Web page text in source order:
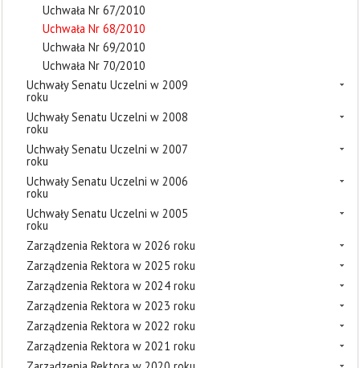
Uchwała Nr 67/2010
Uchwała Nr 68/2010
Uchwała Nr 69/2010
Uchwała Nr 70/2010
Uchwały Senatu Uczelni w 2009
roku
Uchwały Senatu Uczelni w 2008
roku
Uchwały Senatu Uczelni w 2007
roku
Uchwały Senatu Uczelni w 2006
roku
Uchwały Senatu Uczelni w 2005
roku
Zarządzenia Rektora w 2026 roku
Zarządzenia Rektora w 2025 roku
Zarządzenia Rektora w 2024 roku
Zarządzenia Rektora w 2023 roku
Zarządzenia Rektora w 2022 roku
Zarządzenia Rektora w 2021 roku